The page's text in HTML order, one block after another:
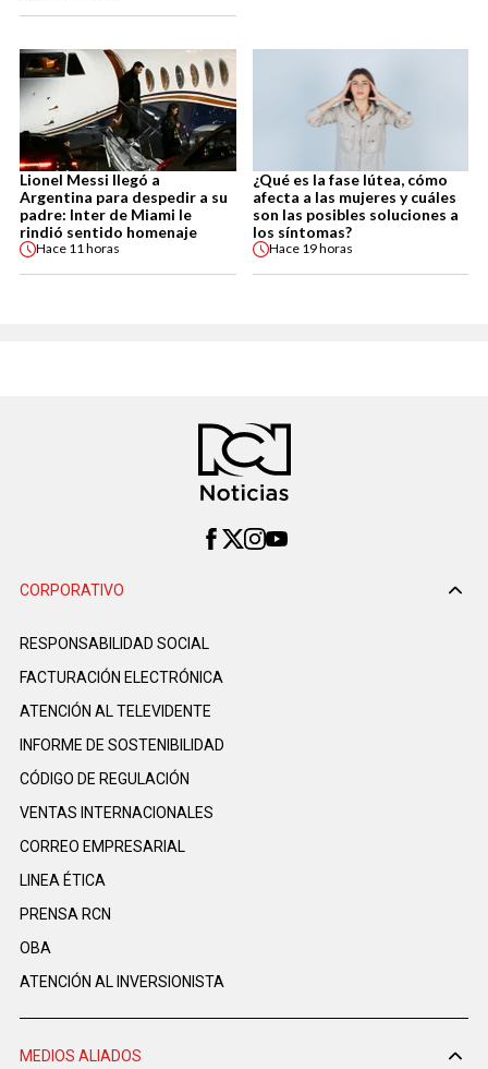
Lionel Messi llegó a
Argentina para despedir a su
padre: Inter de Miami le
rindió sentido homenaje
Hace 11 horas
¿Qué es la fase lútea, cómo
afecta a las mujeres y cuáles
son las posibles soluciones a
los síntomas?
Hace 19 horas
CORPORATIVO
RESPONSABILIDAD SOCIAL
FACTURACIÓN ELECTRÓNICA
ATENCIÓN AL TELEVIDENTE
INFORME DE SOSTENIBILIDAD
CÓDIGO DE REGULACIÓN
VENTAS INTERNACIONALES
CORREO EMPRESARIAL
LINEA ÉTICA
PRENSA RCN
OBA
ATENCIÓN AL INVERSIONISTA
MEDIOS ALIADOS